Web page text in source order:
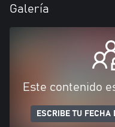
Galería
Este contenido
ESCRIBE TU FECHA